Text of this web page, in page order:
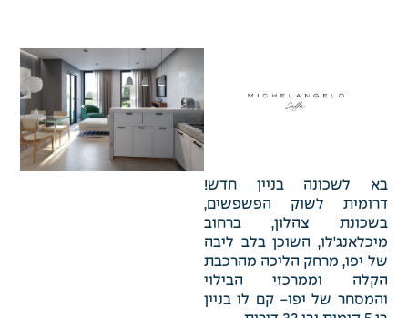
א לשכונה בניין חדש!
דרומית לשוק הפשפשים,
בשכונת צהלון, ברחוב
מיכלאנג'לו, השוכן בלב ליבה
של יפו, מרחק הליכה מהרכבת
הקלה וממרכזי הבילוי
והמסחר של יפו- קם לו בניין